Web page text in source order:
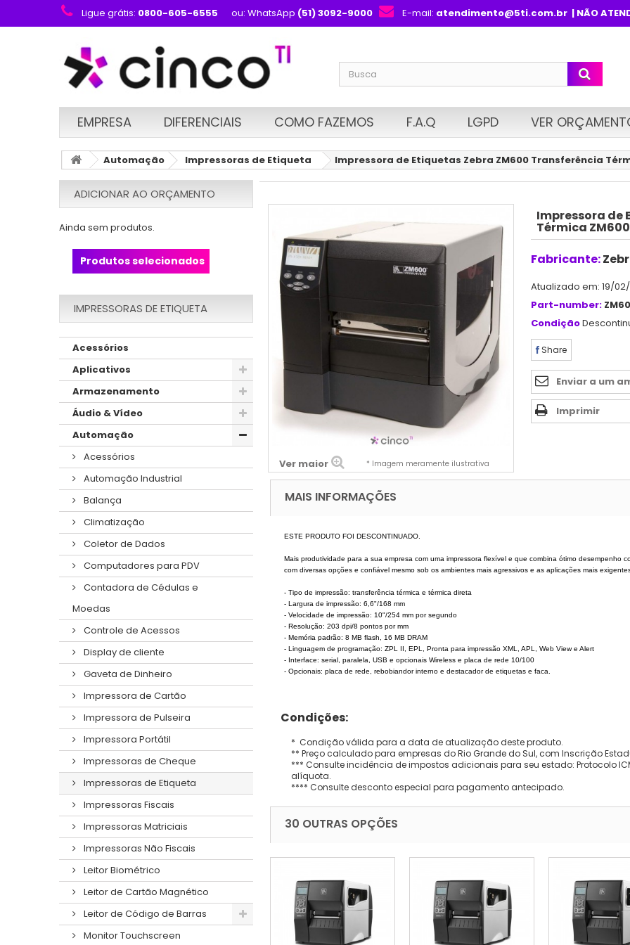
Ligue grátis: 0800-605-6555 ou: WhatsApp (51) 3092-9000 E-mail: atendimento@5ti.com.br| NÃO
EMPRESA DIFERENCIAIS COMO FAZEMOS F.A.Q LGPD VER
Automação Impressoras de Etiqueta Impressora de Etiquetas Zebra ZM600 Transferência
ADICIONAR AO ORÇAMENTO
Ainda sem produtos.
Produtos selecionados
IMPRESSORAS DE ETIQUETA
Acessórios
Aplicativos
Armazenamento
Áudio & Vídeo
Automação
Acessórios
Automação Industrial
Balança
Climatização
Coletor de Dados
Computadores para PDV
Contadora de Cédulas e
Moedas
Controle de Acessos
Display de cliente
Gaveta de Dinheiro
Impressora de Cartão
Impressora de Pulseira
Impressora Portátil
Impressoras de Cheque
Impressoras de Etiqueta
Impressoras Fiscais
Impressoras Matriciais
Impressoras Não Fiscais
Leitor Biométrico
Leitor de Cartão Magnético
Leitor de Código de Barras
Monitor Touchscreen
Ver maior * Imagem meramente ilustrativa
Impressora de
Térmica
Fabricante:
Atualizado em: 19/02/
Part-number:
Condição
Share
Enviar a um
Imprimir
MAIS INFORMAÇÕES
ESTE PRODUTO FOI DESCONTINUADO.
Mais produtividade para a sua empresa com uma impressora flexível e que combina ótimo desempenho
com diversas opções e confiável mesmo sob os ambientes mais agressivos e as aplicações mais
- Tipo de impressão: transferência térmica e térmica direta
- Largura de impressão: 6,6"/168 mm
- Velocidade de impressão: 10"/254 mm por segundo
- Resolução: 203 dpi/8 pontos por mm
- Memória padrão: 8 MB flash, 16 MB DRAM
- Linguagem de programação: ZPL II, EPL, Pronta para impressão XML, APL, Web View e Alert
- Interface: serial, paralela, USB e opcionais Wireless e placa de rede 10/100
- Opcionais: placa de rede, rebobiandor interno e destacador de etiquetas e faca.
Condições:
* Condição válida para a data de atualização deste produto.
** Preço calculado para empresas do Rio Grande do Sul, com Inscrição
*** Consulte incidência de impostos adicionais para seu estado: Protocolo
alíquota.
**** Consulte desconto especial para pagamento antecipado.
30 OUTRAS OPÇÕES